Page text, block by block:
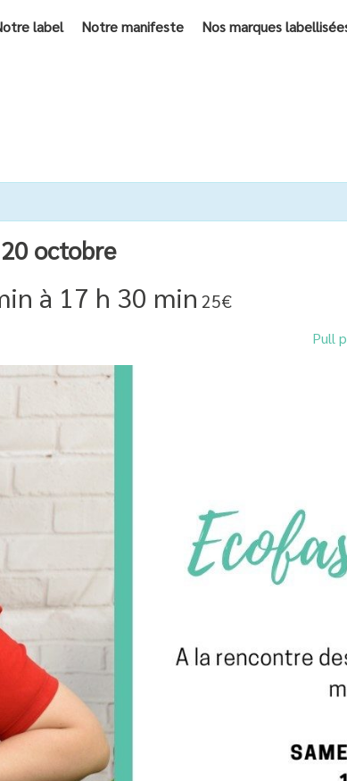
label Notre manifeste Nos marques
octobre
à 17 h 30 min 25€
Pull